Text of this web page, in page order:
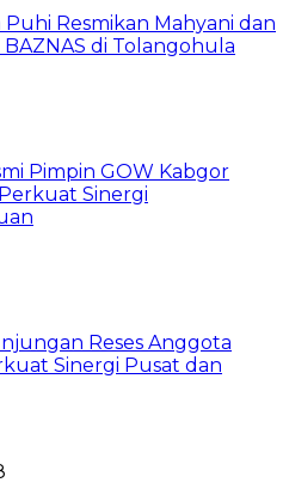
Resmikan Mahyani dan
di Tolangohula
Pimpin GOW Kabgor
Sinergi
Reses Anggota
Sinergi Pusat dan